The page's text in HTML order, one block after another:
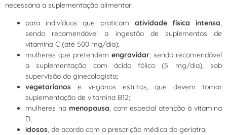
necessária a suplementação alimentar:
para indivíduos que praticam atividade física intensa,
sendo recomendável a ingestão de suplementos de
vitamina C (até 500 mg/dia);
mulheres que pretendem engravidar, sendo recomendável
a suplementação com ácido fólico (5 mg/dia), sob
supervisão do ginecologista;
vegetarianos e veganos estritos, que devem tomar
suplementação de vitamina B12;
mulheres na menopausa, com especial atenção à vitamina
D;
idosos, de acordo com a prescrição médica do geriatra;